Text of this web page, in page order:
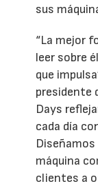
sus
“La mejor
leer sobre
que
presidente
Days
cada día
máquina
clientes a